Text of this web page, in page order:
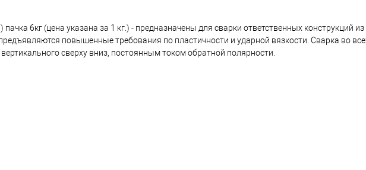
6кг (цена указана за 1 кг.) - предназначены для сварки ответственных конструкций
повышенные требования по пластичности и ударной вязкости. Сварка во
сверху вниз, постоянным током обратной полярности.